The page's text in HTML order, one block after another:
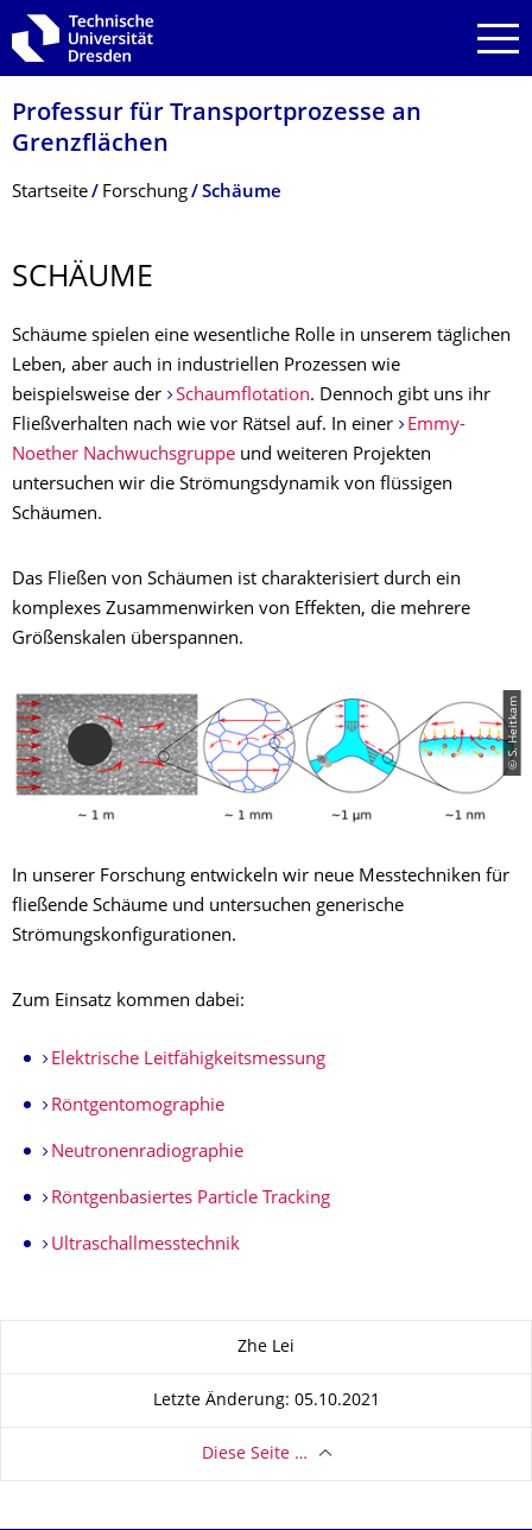
Zur Hauptnavigation springen
Zur Suche springen
Zum Inhalt springen
Professur für Transportprozesse an
Grenzflächen
Breadcrumb-Menü
Startseite Forschung Schäume
SCHÄUME
Schäume spielen eine wesentliche Rolle in unserem täglichen
Leben, aber auch in industriellen Prozessen wie
beispielsweise der
Schaumflotation. Dennoch gibt uns ihr
Fließverhalten nach wie vor Rätsel auf. In einer
Emmy-
Noether Nachwuchsgruppe und weiteren Projekten
untersuchen wir die Strömungsdynamik von flüssigen
Schäumen.
Das Fließen von Schäumen ist charakterisiert durch ein
komplexes Zusammenwirken von Effekten, die mehrere
Größenskalen überspannen.
© S. Heitkam
In unserer Forschung entwickeln wir neue Messtechniken für
fließende Schäume und untersuchen generische
Strömungskonfigurationen.
Zum Einsatz kommen dabei:
Elektrische Leitfähigkeitsmessung
Röntgentomographie
Neutronenradiographie
Röntgenbasiertes Particle Tracking
Ultraschallmesstechnik
Zhe Lei
Letzte Änderung: 05.10.2021
Diese Seite …